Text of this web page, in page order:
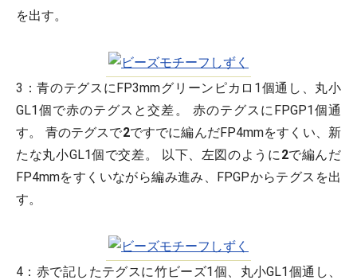
を出す。
3：青のテグスにFP3mmグリーンピカロ1個通し、丸小
GL1個で赤のテグスと交差。 赤のテグスにFPGP1個通
す。 青のテグスで2ですでに編んだFP4mmをすくい、新
たな丸小GL1個で交差。 以下、左図のように2で編んだ
FP4mmをすくいながら編み進み、FPGPからテグスを出
す。
4： 赤で記したテグスに竹ビーズ1個、丸小GL1個通し、